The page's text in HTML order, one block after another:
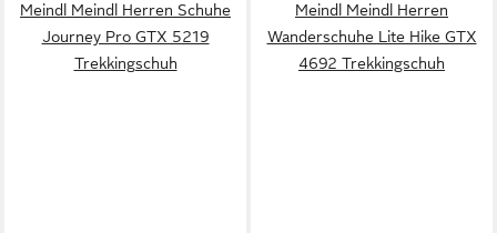
Meindl Meindl Herren Schuhe
Journey Pro GTX 5219
Trekkingschuh
Meindl Meindl Herren
Wanderschuhe Lite Hike GTX
4692 Trekkingschuh